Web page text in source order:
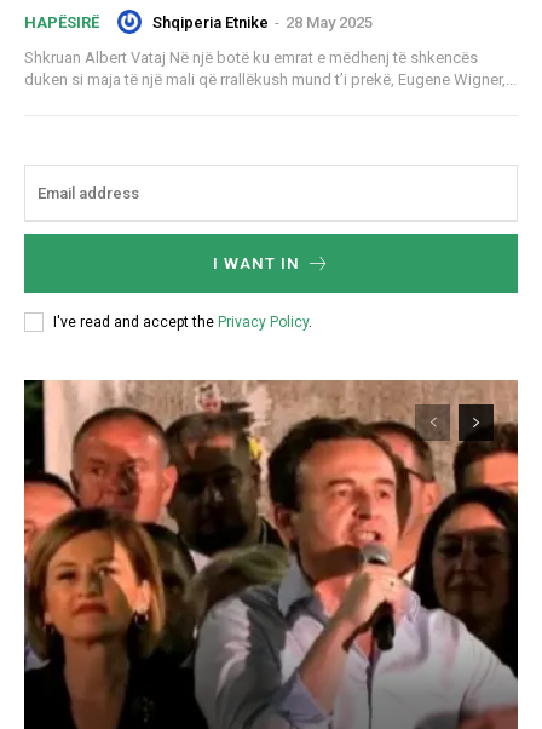
HAPËSIRË Shqiperia Etnike - 28 May 2025
Shkruan Albert Vataj Në një botë ku emrat e mëdhenj të shkencës
duken si maja të një mali që rrallëkush mund t’i prekë, Eugene Wigner,...
I WANT IN
I've read and accept the Privacy Policy.